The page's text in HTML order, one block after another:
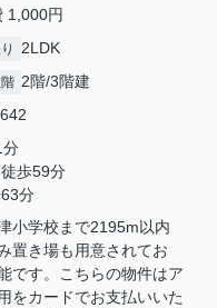
1,000円
2LDK
2階/3階建
分
徒歩59分
63分
小学校まで2195m以内
置き場も用意されてお
です。こちらの物件はア
をカードでお支払いいた